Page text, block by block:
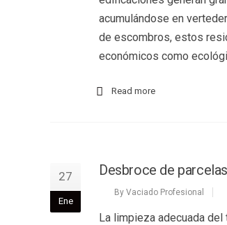
acumulándose en
de escombros, estos
económicos como
Read more
27
Ene
Desbroce de
By Vaciado Profesional
La limpieza adecuada